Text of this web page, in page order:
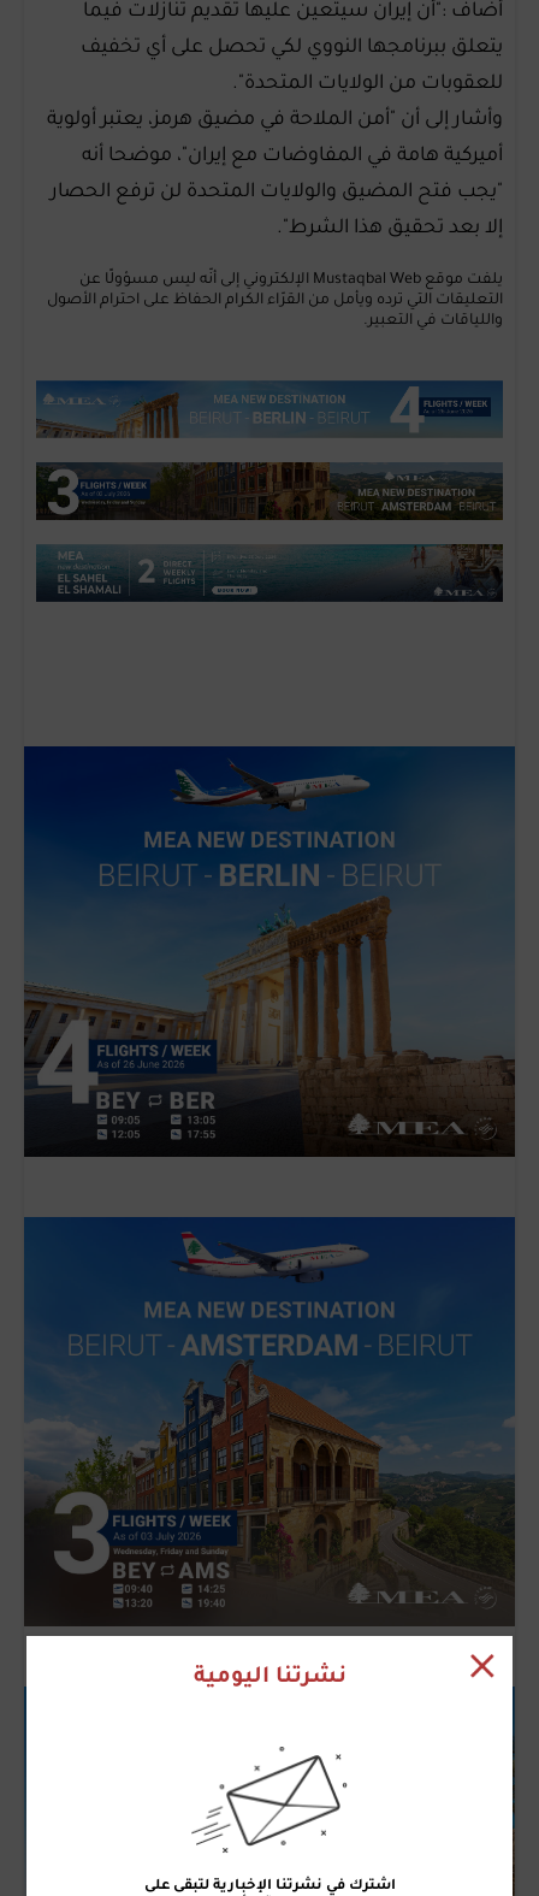
أضاف :"أن إيران سيتعين عليها تقديم تنازلات فيما
يتعلق ببرنامجها النووي لكي تحصل على أي تخفيف
للعقوبات من الولايات المتحدة".
وأشار إلى أن "أمن الملاحة في مضيق هرمز، يعتبر أولوية
أميركية هامة في المفاوضات مع إيران"، موضحا أنه
"يجب فتح المضيق والولايات المتحدة لن ترفع الحصار
إلا بعد تحقيق هذا الشرط".
يلفت موقع Mustaqbal Web الإلكتروني إلى أنّه ليس مسؤولًا عن
التعليقات التي ترده ويأمل من القرّاء الكرام الحفاظ على احترام الأصول
واللياقات في التعبير.
نشرتنا اليومية
اشترك في نشرتنا الإخبارية لتبقى على